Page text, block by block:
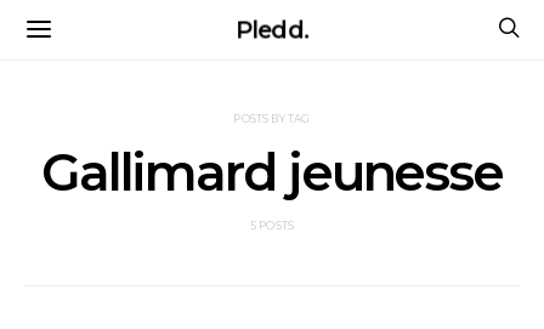
Pledd.
POSTS BY TAG
Gallimard jeunesse
5 POSTS